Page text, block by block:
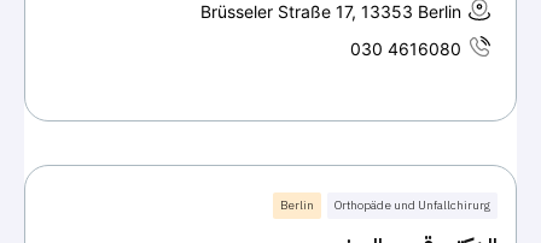
Brüsseler Straße 17, 13353 Berlin
030 4616080
Orthopäde und Unfallchirurg
Berlin